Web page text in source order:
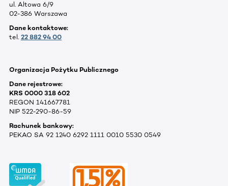
ul. Altowa 6/9
02-386 Warszawa
Dane kontaktowe:
tel. 22 882 94 00
Organizacja Pożytku Publicznego
Dane rejestrowe:
KRS 0000 318 602
REGON 141667781
NIP 522-290-86-59
Rachunek bankowy:
PEKAO SA 92 1240 6292 1111 0010 5530 0549